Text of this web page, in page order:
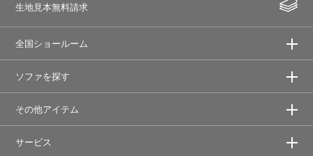
生地見本無料請求
全国ショールーム
ソファを探す
その他アイテム
サービス